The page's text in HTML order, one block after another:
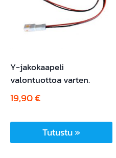
Y-jakokaapeli
valontuottoa varten.
19,90€
Tutustu »